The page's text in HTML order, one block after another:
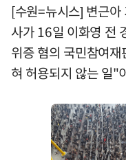
[수원=뉴시스] 변근
사가 16일 이화영 전
위증 혐의 국민참여
혀 허용되지 않는 일"